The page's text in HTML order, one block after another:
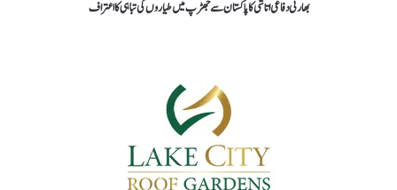
بھارتی دفاعی اتاشی کا پاکستان سے جھڑپ میں طیاروں کی تباہی کا اعتراف